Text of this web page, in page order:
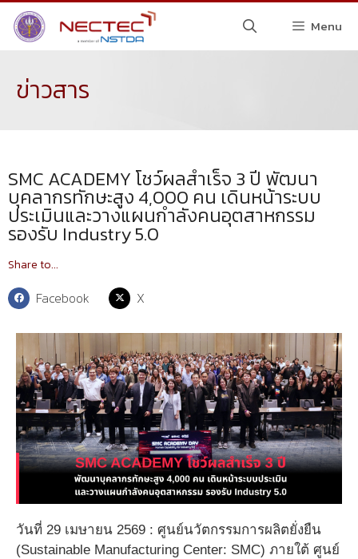
Menu
ข่าวสาร
SMC ACADEMY โชว์ผลสำเร็จ 3 ปี พัฒนา
บุคลากรทักษะสูง 4,000 คน เดินหน้าระบบ
ประเมินและวางแผนกำลังคนอุตสาหกรรม
รองรับ Industry 5.0
Share to...
Facebook X
วันที่ 29 เมษายน 2569 : ศูนย์นวัตกรรมการผลิตยั่งยืน
(Sustainable Manufacturing Center: SMC) ภายใต้ ศูนย์